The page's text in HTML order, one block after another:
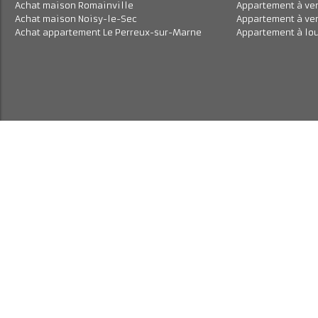
AGENCE DE RÊVE vous
un VRAI 3 PIECES
double exposition de 32
Achat maison Noisy-le-Sec
Appartement